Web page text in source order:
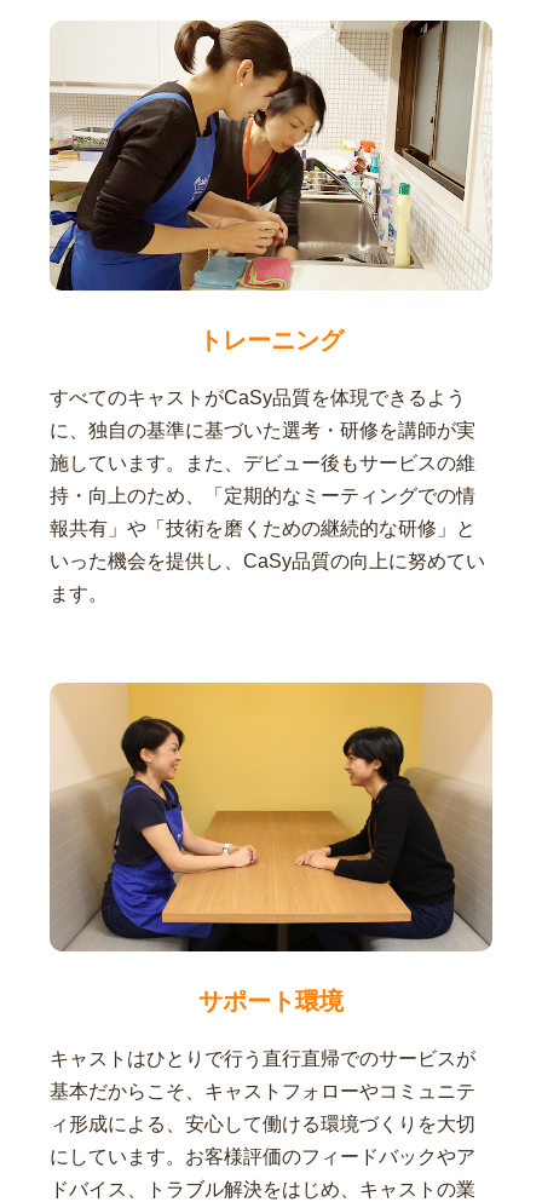
トレーニング
すべてのキャストがCaSy品質を体現できるよう
に、独自の基準に基づいた選考・研修を講師が実
施しています。また、デビュー後もサービスの維
持・向上のため、「定期的なミーティングでの情
報共有」や「技術を磨くための継続的な研修」と
いった機会を提供し、CaSy品質の向上に努めてい
ます。
サポート環境
キャストはひとりで行う直行直帰でのサービスが
基本だからこそ、キャストフォローやコミュニテ
ィ形成による、安心して働ける環境づくりを大切
にしています。お客様評価のフィードバックやア
ドバイス、トラブル解決をはじめ、キャストの業